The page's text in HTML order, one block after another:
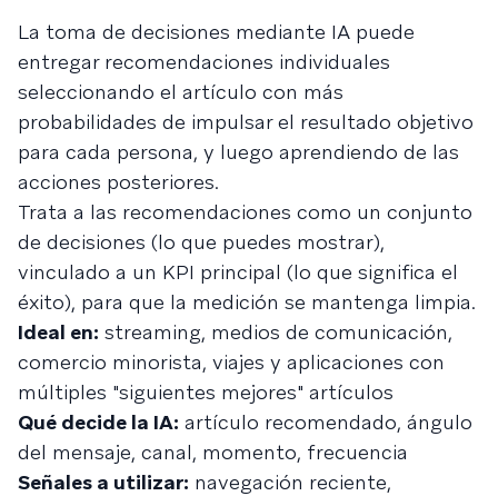
La toma de decisiones mediante IA puede
entregar recomendaciones individuales
seleccionando el artículo con más
probabilidades de impulsar el resultado objetivo
para cada persona, y luego aprendiendo de las
acciones posteriores.
Trata a las recomendaciones como un conjunto
de decisiones (lo que puedes mostrar),
vinculado a un KPI principal (lo que significa el
éxito), para que la medición se mantenga limpia.
Ideal en: streaming, medios de comunicación,
comercio minorista, viajes y aplicaciones con
múltiples "siguientes mejores" artículos
Qué decide la IA: artículo recomendado, ángulo
del mensaje, canal, momento, frecuencia
Señales a utilizar: navegación reciente,